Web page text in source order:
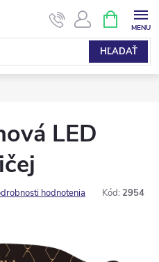
HĽADAŤ
KOŠÍK
LED
hodnotenia Kód: 2954